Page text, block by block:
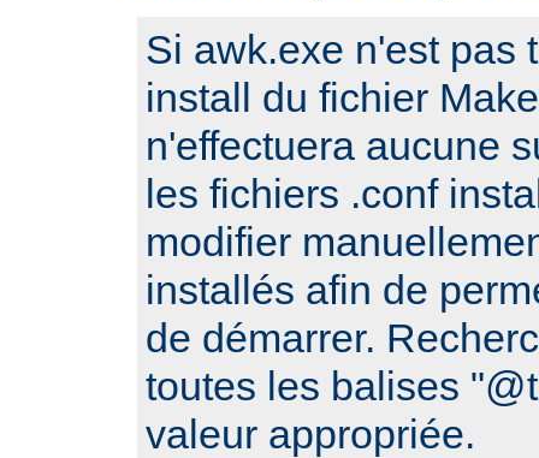
Si awk.exe n'est pas
install du fichier
n'effectuera aucune
les fichiers .conf
modifier
installés afin de
de démarrer.
toutes les balises
valeur appropriée.